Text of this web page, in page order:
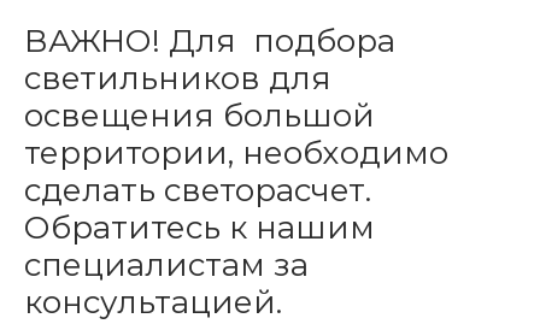
ВАЖНО! Для подбора
светильников для
освещения большой
территории, необходимо
сделать светорасчет.
Обратитесь к нашим
специалистам за
консультацией.